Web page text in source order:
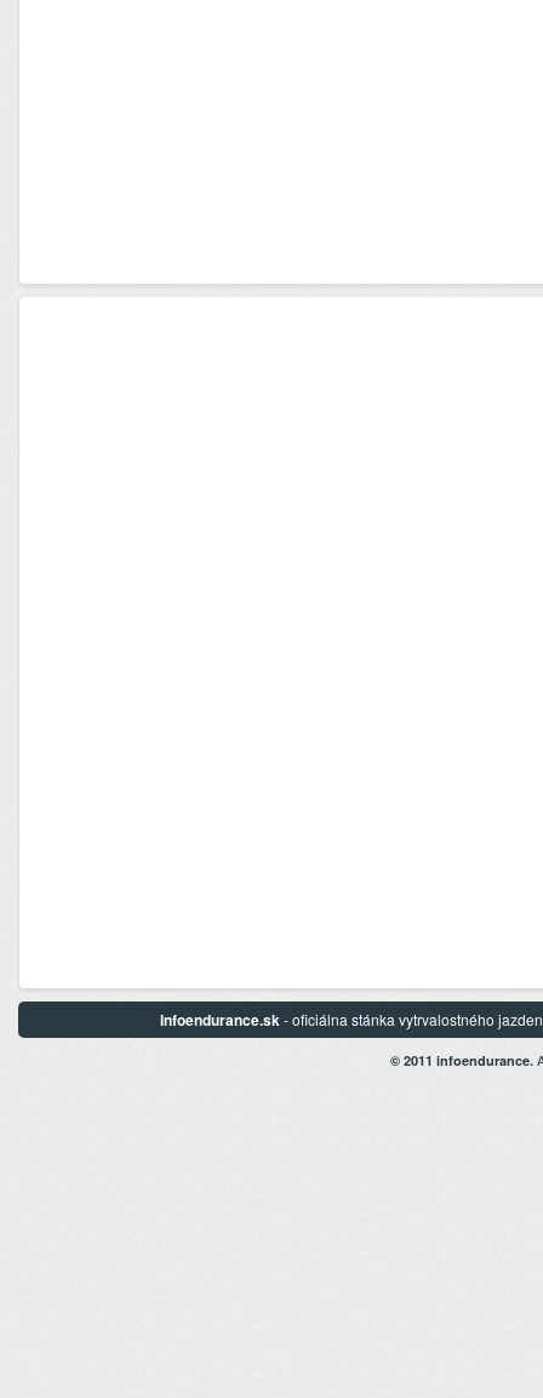
Infoendurance.sk - oficiálna stánka vytrvalostného
© 2011 infoendurance.